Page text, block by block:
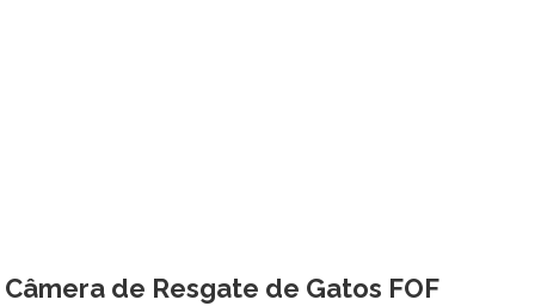
Câmera de Resgate de Gatos FOF